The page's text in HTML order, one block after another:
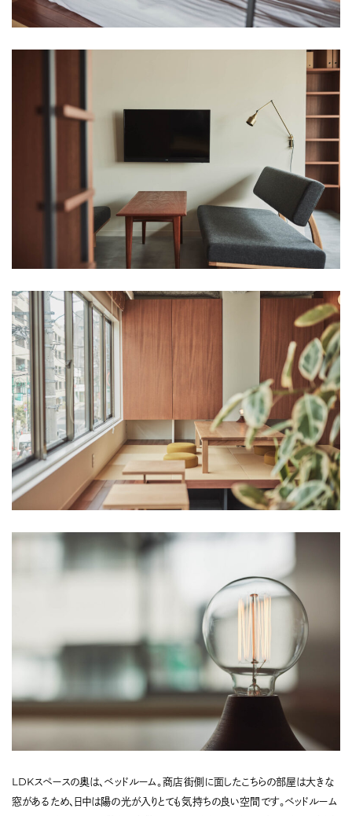
LDKスペースの奥は、ベッドルーム。商店街側に面したこちらの部屋は大きな
窓があるため、日中は陽の光が入りとても気持ちの良い空間です。ベッドルーム